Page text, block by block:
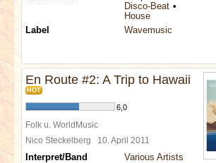
Disco-Beat
House
Label
Wavemusic
En Route #2: A Trip to Hawaii
HOT
6,0
Folk u. WorldMusic
Nico Steckelberg 10. April 2011
Interpret/Band
Various Artists